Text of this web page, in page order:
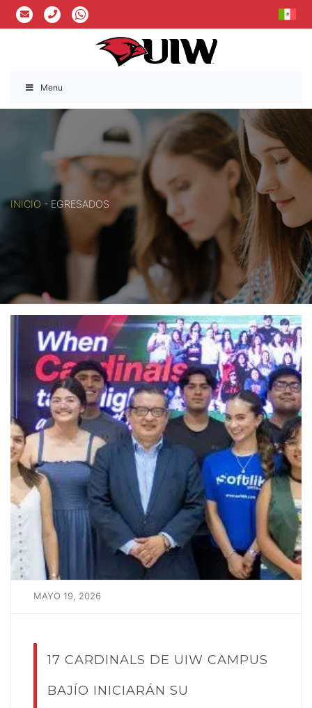
Menu
INICIO - EGRESADOS
MAYO 19, 2026
17 CARDINALS DE UIW CAMPUS
BAJÍO INICIARÁN SU